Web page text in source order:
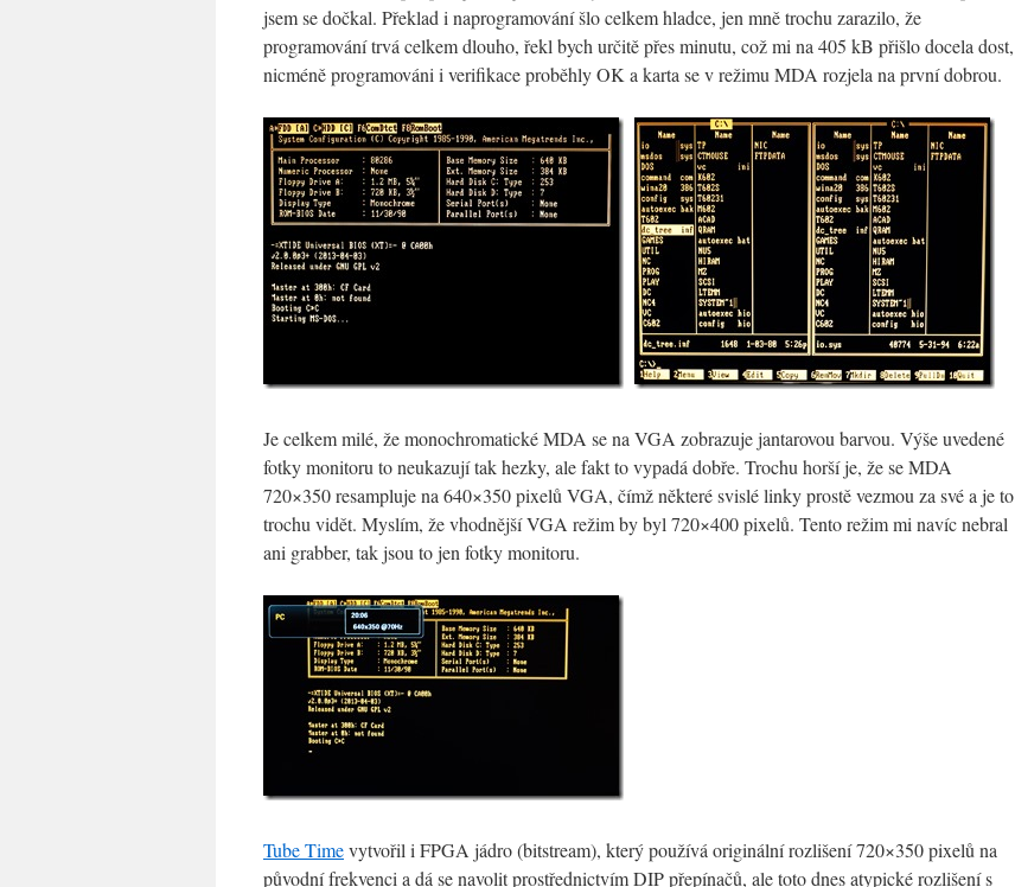
jsem se dočkal. Překlad i naprogramování šlo celkem hladce, jen mně trochu zarazilo, že
programování trvá celkem dlouho, řekl bych určitě přes minutu, což mi na 405 kB přišlo docela dost,
nicméně programováni i verifikace proběhly OK a karta se v režimu MDA rozjela na první dobrou.
Je celkem milé, že monochromatické MDA se na VGA zobrazuje jantarovou barvou. Výše uvedené
fotky monitoru to neukazují tak hezky, ale fakt to vypadá dobře. Trochu horší je, že se MDA
720×350 resampluje na 640×350 pixelů VGA, čímž některé svislé linky prostě vezmou za své a je to
trochu vidět. Myslím, že vhodnější VGA režim by byl 720×400 pixelů. Tento režim mi navíc nebral
ani grabber, tak jsou to jen fotky monitoru.
Tube Timevytvořil i FPGA jádro (bitstream), který používá originální rozlišení 720×350 pixelů na
původní frekvenci a dá se navolit prostřednictvím DIP přepínačů, ale toto dnes atypické rozlišení s